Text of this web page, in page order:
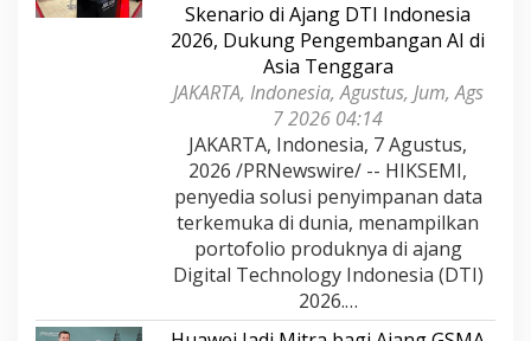
Skenario di Ajang DTI Indonesia
2026, Dukung Pengembangan AI di
Asia Tenggara
JAKARTA, Indonesia, Agustus, Jum, Ags
7 2026 04:14
JAKARTA, Indonesia, 7 Agustus,
2026 /PRNewswire/ -- HIKSEMI,
penyedia solusi penyimpanan data
terkemuka di dunia, menampilkan
portofolio produknya di ajang
Digital Technology Indonesia (DTI)
2026.…